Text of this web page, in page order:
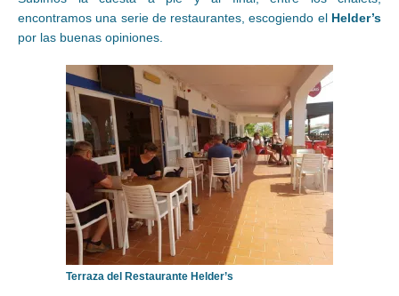
encontramos una serie de restaurantes, escogiendo el Helder’s
por las buenas opiniones.
Terraza del Restaurante Helder’s